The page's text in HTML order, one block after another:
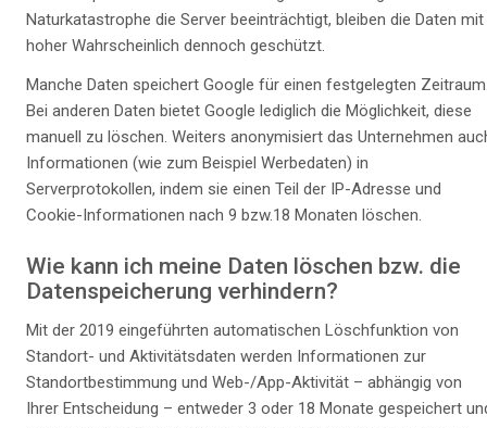
Naturkatastrophe die Server beeinträchtigt, bleiben die Daten mit
hoher Wahrscheinlich dennoch geschützt.
Manche Daten speichert Google für einen festgelegten
Bei anderen Daten bietet Google lediglich die Möglichkeit, diese
manuell zu löschen. Weiters anonymisiert das Unternehmen
Informationen (wie zum Beispiel Werbedaten) in
Serverprotokollen, indem sie einen Teil der IP-Adresse und
Cookie-Informationen nach 9 bzw.18 Monaten löschen.
Wie kann ich meine Daten löschen bzw. die
Datenspeicherung verhindern?
Mit der 2019 eingeführten automatischen Löschfunktion von
Standort- und Aktivitätsdaten werden Informationen zur
Standortbestimmung und Web-/App-Aktivität – abhängig von
Ihrer Entscheidung – entweder 3 oder 18 Monate gespeichert